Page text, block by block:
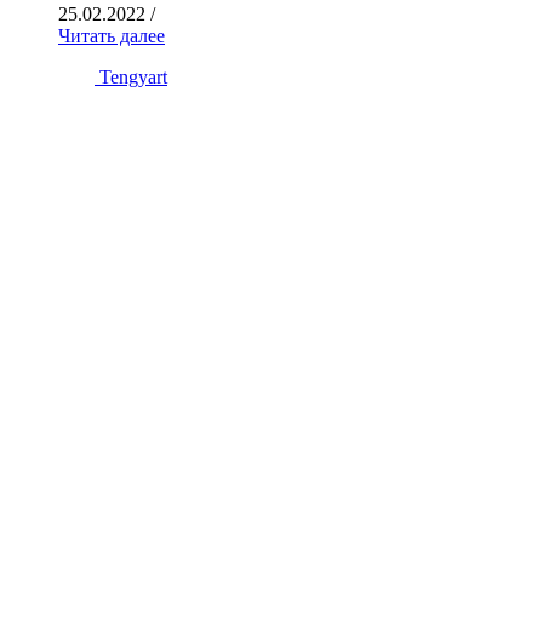
25.02.2022 /
Читать далее
Tengyart